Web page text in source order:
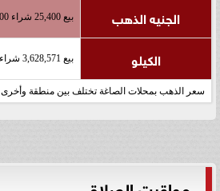
الجنيه الذهب بيع 25,400 شراء 25,800
الكيلو بيع 3,628,571 شراء 3,685,714
سعر الذهب بمحلات الصاغة تختلف بين منطقة وأخرى